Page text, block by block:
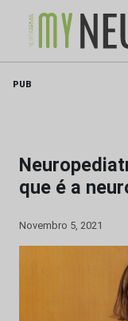
PUB
que é a
Novembro 5, 2021